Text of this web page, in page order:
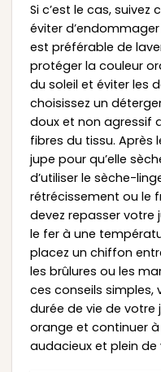
Si c’est le cas,
éviter
est préférable de
protéger la couleur
du soleil et éviter les
choisissez un
doux et non agressif
fibres du tissu. Après
jupe pour qu’elle
d’utiliser le sèche-
rétrécissement ou le
devez repasser votre
le fer à une
placez un chiffon
les brûlures ou les
ces conseils simples,
durée de vie de
orange et continuer
audacieux et plein